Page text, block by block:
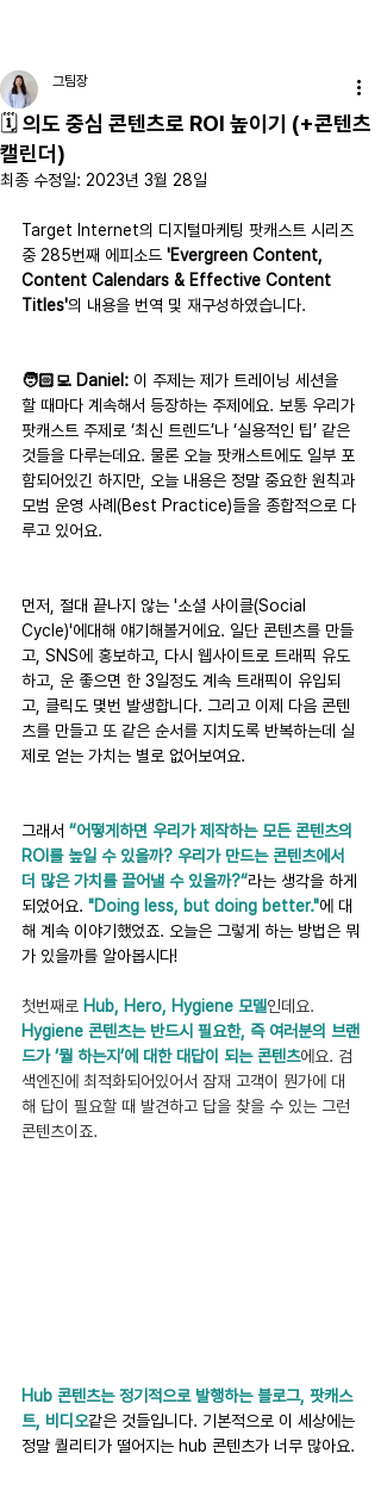
🗓 의도 중심 콘텐츠로 ROI 높이기 (+콘텐츠
캘린더)
그팀장
최종 수정일: 2023년 3월 28일
Target Internet의 디지털마케팅 팟캐스트 시리즈
중 285번째 에피소드 'Evergreen Content,
Content Calendars & Effective Content
Titles'의 내용을 번역 및 재구성하였습니다.
🧑🏻‍💻 Daniel: 이 주제는 제가 트레이닝 세션을
할 때마다 계속해서 등장하는 주제에요. 보통 우리가
팟캐스트 주제로 ‘최신 트렌드’나 ‘실용적인 팁’ 같은
것들을 다루는데요. 물론 오늘 팟캐스트에도 일부 포
함되어있긴 하지만, 오늘 내용은 정말 중요한 원칙과
모범 운영 사례(Best Practice)들을 종합적으로 다
루고 있어요.
먼저, 절대 끝나지 않는 '소셜 사이클(Social
Cycle)'에대해 얘기해볼거에요. 일단 콘텐츠를 만들
고, SNS에 홍보하고, 다시 웹사이트로 트래픽 유도
하고, 운 좋으면 한 3일정도 계속 트래픽이 유입되
고, 클릭도 몇번 발생합니다. 그리고 이제 다음 콘텐
츠를 만들고 또 같은 순서를 지치도록 반복하는데 실
제로 얻는 가치는 별로 없어보여요.
그래서 “어떻게하면 우리가 제작하는 모든 콘텐츠의
ROI를 높일 수 있을까? 우리가 만드는 콘텐츠에서
더 많은 가치를 끌어낼 수 있을까?“라는 생각을 하게
되었어요. "Doing less, but doing better."에 대
해 계속 이야기했었죠. 오늘은 그렇게 하는 방법은 뭐
가 있을까를 알아봅시다!
첫번째로 Hub, Hero, Hygiene 모델인데요.
Hygiene 콘텐츠는 반드시 필요한, 즉 여러분의 브랜
드가 ‘뭘 하는지’에 대한 대답이 되는 콘텐츠에요. 검
색엔진에 최적화되어있어서 잠재 고객이 뭔가에 대
해 답이 필요할 때 발견하고 답을 찾을 수 있는 그런
콘텐츠이죠.
Hub 콘텐츠는 정기적으로 발행하는 블로그, 팟캐스
트, 비디오같은 것들입니다. 기본적으로 이 세상에는
정말 퀄리티가 떨어지는 hub 콘텐츠가 너무 많아요.